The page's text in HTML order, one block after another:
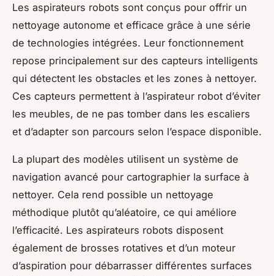
Les aspirateurs robots sont conçus pour offrir un
nettoyage autonome et efficace grâce à une série
de technologies intégrées. Leur fonctionnement
repose principalement sur des capteurs intelligents
qui détectent les obstacles et les zones à nettoyer.
Ces capteurs permettent à l’aspirateur robot d’éviter
les meubles, de ne pas tomber dans les escaliers
et d’adapter son parcours selon l’espace disponible.
La plupart des modèles utilisent un système de
navigation avancé pour cartographier la surface à
nettoyer. Cela rend possible un nettoyage
méthodique plutôt qu’aléatoire, ce qui améliore
l’efficacité. Les aspirateurs robots disposent
également de brosses rotatives et d’un moteur
d’aspiration pour débarrasser différentes surfaces